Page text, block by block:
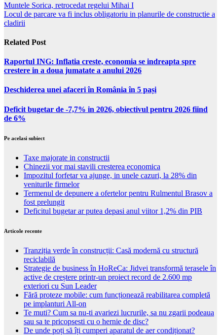
Muntele Sorica, retrocedat regelui Mihai I
Locul de parcare va fi inclus obligatoriu in planurile de constructie a
cladirii
Related Post
Raportul ING: Inflatia creste, economia se indreapta spre
crestere in a doua jumatate a anului 2026
Deschiderea unei afaceri în România în 5 pași
Deficit bugetar de -7,7% in 2026, obiectivul pentru 2026 fiind
de 6%
Pe acelasi subiect
Taxe majorate in constructii
Chinezii vor mai stavili cresterea economica
Impozitul forfetar va ajunge, in unele cazuri, la 28% din
veniturile firmelor
Termenul de depunere a ofertelor pentru Rulmentul Brasov a
fost prelungit
Deficitul bugetar ar putea depasi anul viitor 1,2% din PIB
Articole recente
Tranziția verde în construcții: Casă modernă cu structură
reciclabilă
Strategie de business în HoReCa: Jidvei transformă terasele în
active de creștere printr-un proiect record de 2.600 mp
exteriori cu Sun Leader
Fără proteze mobile: cum funcționează reabilitarea completă
pe implanturi All-on
Te muti? Cum sa nu-ti avariezi lucrurile, sa nu zgarii podeaua
sau sa te pricopsesti cu o hernie de disc?
De unde poți să îți cumperi aparatul de aer condiționat?